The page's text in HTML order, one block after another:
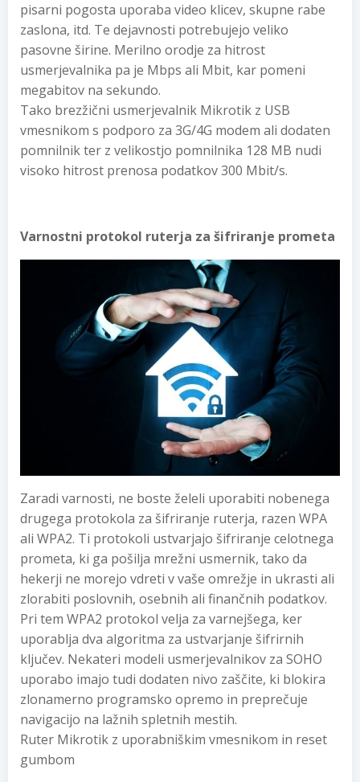
pisarni pogosta uporaba video klicev, skupne rabe
zaslona, itd. Te dejavnosti potrebujejo veliko
pasovne širine. Merilno orodje za hitrost
usmerjevalnika pa je Mbps ali Mbit, kar pomeni
megabitov na sekundo.
Tako brezžični usmerjevalnik Mikrotik z USB
vmesnikom s podporo za 3G/4G modem ali dodaten
pomnilnik ter z velikostjo pomnilnika 128 MB nudi
visoko hitrost prenosa podatkov 300 Mbit/s.
Varnostni protokol ruterja za šifriranje prometa
Zaradi varnosti, ne boste želeli uporabiti nobenega
drugega protokola za šifriranje ruterja, razen WPA
ali WPA2. Ti protokoli ustvarjajo šifriranje celotnega
prometa, ki ga pošilja mrežni usmernik, tako da
hekerji ne morejo vdreti v vaše omrežje in ukrasti ali
zlorabiti poslovnih, osebnih ali finančnih podatkov.
Pri tem WPA2 protokol velja za varnejšega, ker
uporablja dva algoritma za ustvarjanje šifrirnih
ključev. Nekateri modeli usmerjevalnikov za SOHO
uporabo imajo tudi dodaten nivo zaščite, ki blokira
zlonamerno programsko opremo in preprečuje
navigacijo na lažnih spletnih mestih.
Ruter Mikrotik z uporabniškim vmesnikom in reset
gumbom